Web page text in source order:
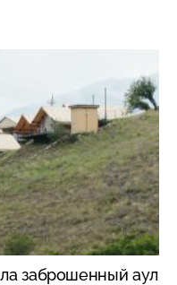
заброшенный аул